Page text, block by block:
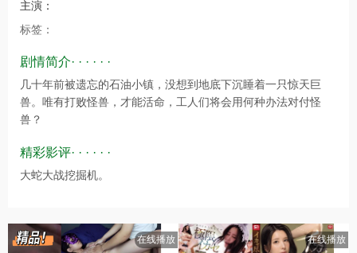
主演：
标签：
剧情简介· · · · · ·
几十年前被遗忘的石油小镇，没想到地底下沉睡着一只惊天巨
兽。唯有打败怪兽，才能活命，工人们将会用何种办法对付怪
兽？
精彩影评· · · · · ·
大蛇大战挖掘机。